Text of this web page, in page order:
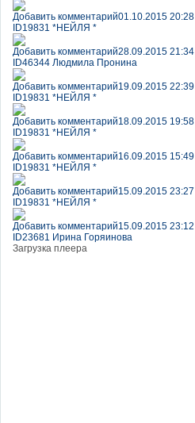
Добавить комментарий01.10.2015 20:28
ID19831 *НЕЙЛЯ *
Добавить комментарий28.09.2015 21:34
ID46344 Людмила Пронина
Добавить комментарий19.09.2015 22:39
ID19831 *НЕЙЛЯ *
Добавить комментарий18.09.2015 19:58
ID19831 *НЕЙЛЯ *
Добавить комментарий16.09.2015 15:49
ID19831 *НЕЙЛЯ *
Добавить комментарий15.09.2015 23:27
ID19831 *НЕЙЛЯ *
Добавить комментарий15.09.2015 23:12
ID23681 Ирина Горяинова
Загрузка плеера